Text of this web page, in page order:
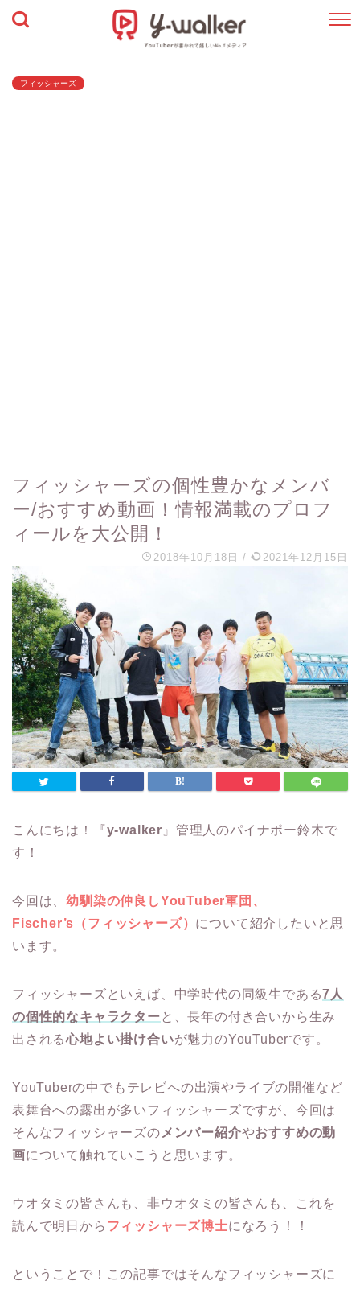
フィッシャーズ
フィッシャーズの個性豊かなメンバ
ー/おすすめ動画！情報満載のプロフ
ィールを大公開！
2018年10月18日 / 2021年12月15日
こんにちは！『y-walker 』管理人のパイナポー鈴木で
す！
今回は、幼馴染の仲良しYouTuber軍団、
Fischer’s（フィッシャーズ） について紹介したいと思
います。
フィッシャーズといえば、中学時代の同級生である7人
の個性的なキャラクター と、長年の付き合いから生み
出される心地よい掛け合いが魅力のYouTuberです。
YouTuberの中でもテレビへの出演やライブの開催など
表舞台への露出が多いフィッシャーズですが、今回は
そんなフィッシャーズの メンバー紹介やおすすめの動
画について触れていこうと思います。
ウオタミの皆さんも、非ウオタミの皆さんも、これを
読んで明日から フィッシャーズ博士になろう！！
ということで！この記事ではそんなフィッシャーズに